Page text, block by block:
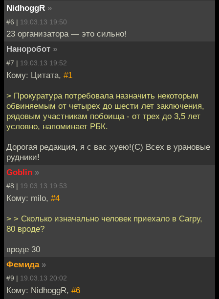
NidhoggR »
#6 | 19.03.13 19:50
23 организатора — это сильно!
Наноробот »
#7 | 19.03.13 19:52
Кому: Цитата, #1
> Прокуратура потребовала назначить некоторым
обвиняемым от четырех до шести лет заключения,
рядовым участникам побоища - от трех до 3,5 лет
условно, напоминает РБК.
Дорогая редакция, я с вас хуею!(С) Всех в урановые
рудники!
Goblin »
#8 | 19.03.13 19:53
Кому: milo, #4
> > Сколько изначально человек приехало в Сагру,
80 вроде?
вроде 30
Фемида »
#9 | 19.03.13 20:02
Кому: NidhoggR, #6